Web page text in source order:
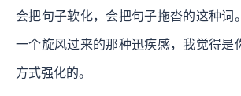
会把句子软化，会把句子拖沓的这种词
一个旋风过来的那种迅疾感，我觉得是
方式强化的。